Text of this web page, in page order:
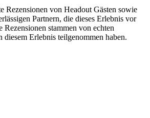
Rezensionen von Headout Gästen sowie
Partnern, die dieses Erlebnis vor
Rezensionen stammen von echten
diesem Erlebnis teilgenommen haben.